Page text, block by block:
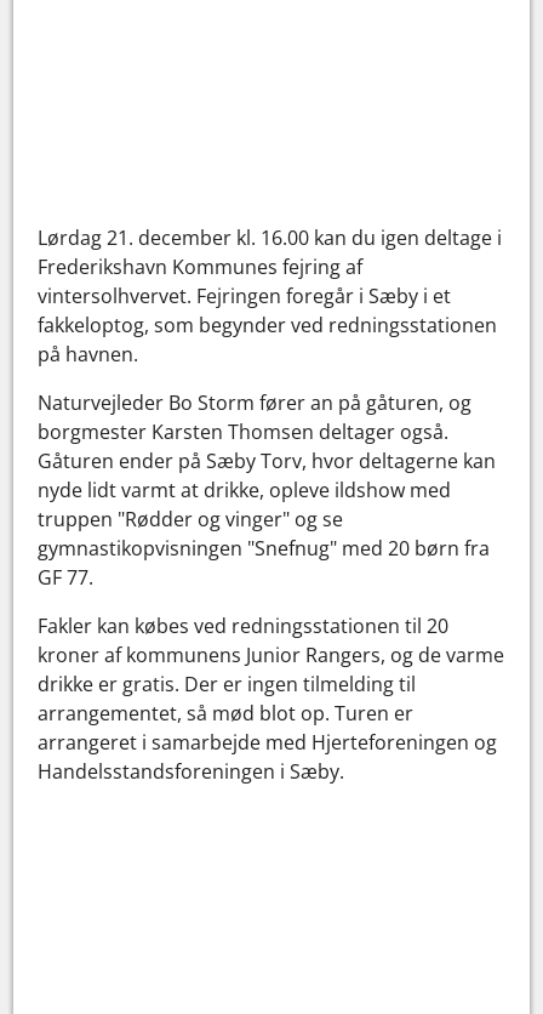
Lørdag 21. december kl. 16.00 kan du igen deltage i
Frederikshavn Kommunes fejring af
vintersolhvervet. Fejringen foregår i Sæby i et
fakkeloptog, som begynder ved redningsstationen
på havnen.
Naturvejleder Bo Storm fører an på gåturen, og
borgmester Karsten Thomsen deltager også.
Gåturen ender på Sæby Torv, hvor deltagerne kan
nyde lidt varmt at drikke, opleve ildshow med
truppen "Rødder og vinger" og se
gymnastikopvisningen "Snefnug" med 20 børn fra
GF 77.
Fakler kan købes ved redningsstationen til 20
kroner af kommunens Junior Rangers, og de varme
drikke er gratis. Der er ingen tilmelding til
arrangementet, så mød blot op. Turen er
arrangeret i samarbejde med Hjerteforeningen og
Handelsstandsforeningen i Sæby.